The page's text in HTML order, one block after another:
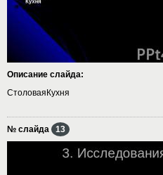
Описание слайда:
СтоловаяКухня
№ слайда 13